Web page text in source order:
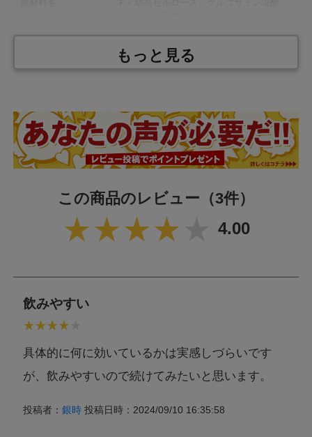
ン酸Ca、ビタミンB1、ビタミンB6、ビタ
ミンB2、ビタミンA、葉酸、ビタミンD、
製 造 日本
栄養成分表示 1食（1.5g）あたり
エネルギー 5.87kcal
たんぱく質 0.78g
炭水化物 0.58g
食塩相当量
アレルギー情報
(特定原材料等28品
乳成分,えび,かに,鶏肉,ゼラチン,大豆
もっと見る
この商品のレビュー （3件）
4.00
飲みやすい
具体的に何に効いているかは実感しづらいです
が、飲みやすいので続けてみたいと思います。
投稿者：銀時 投稿日時：2024/09/10 16:35:58